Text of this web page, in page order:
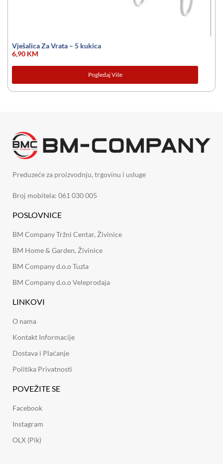
Vješalica Za Vrata – 5 kukica
6,90 KM
Pogledaj Više
Preduzeće za proizvodnju, trgovinu i usluge
Broj mobitela: 061 030 005
POSLOVNICE
BM Company Tržni Centar, Živinice
BM Home & Garden, Živinice
BM Company d.o.o Tuzla
BM Company d.o.o Veleprodaja
LINKOVI
O nama
Kontakt Informacije
Dostava i Plaćanje
Politika Privatnosti
POVEŽITE SE
Facebook
Instagram
OLX (Pik)